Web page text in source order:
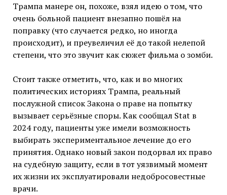
Трампа манере он, похоже, взял идею о том, что
очень больной пациент внезапно пошёл на
поправку (что случается редко, но иногда
происходит), и преувеличил её до такой нелепой
степени, что это звучит как сюжет фильма о зомби.
Стоит также отметить, что, как и во многих
политических историях Трампа, реальный
послужной список Закона о праве на попытку
вызывает серьёзные споры. Как сообщал Stat в
2024 году, пациенты уже имели возможность
выбирать экспериментальное лечение до его
принятия. Однако новый закон подорвал их право
на судебную защиту, если в тот уязвимый момент
их жизни их эксплуатировали недобросовестные
врачи.